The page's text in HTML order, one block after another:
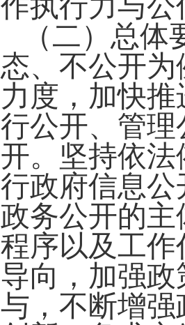
（二）总
态、不公开
力度，加快
行公开、管
开。坚持依
行政府信息
政务公开的
程序以及工
导向，加强
与，不断增